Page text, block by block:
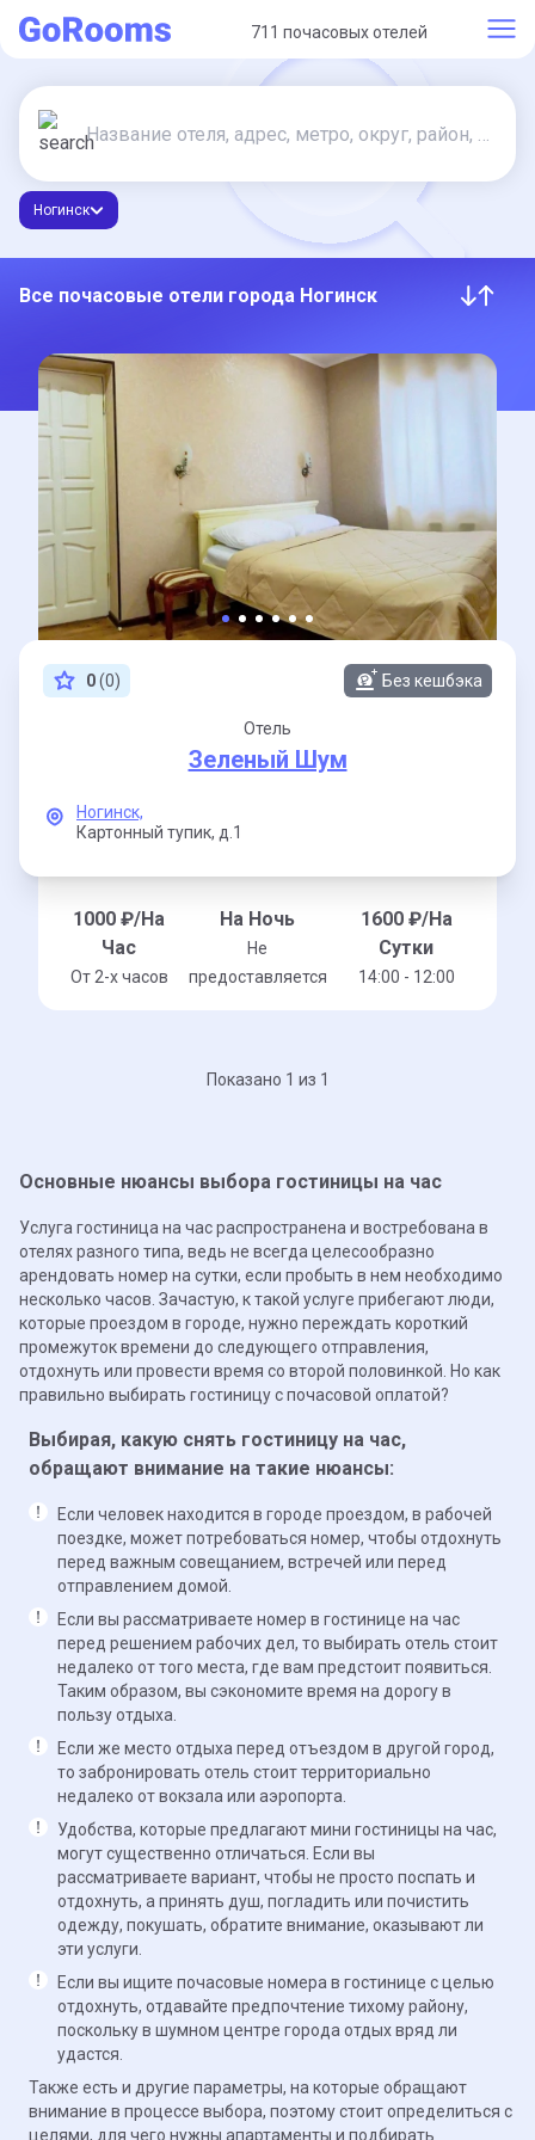
711 почасовых отелей
Ногинск
Все почасовые отели города Ногинск
0(0) Без кешбэка
Отель
Зеленый Шум
Ногинск,
Картонный тупик, д.1
1000 ₽/На
Час
От 2-x часов
На Ночь
Не
предоставляется
1600₽/На
Сутки
14:00 - 12:00
Показано 1 из 1
Основные нюансы выбора гостиницы на час
Услуга гостиница на час распространена и востребована в
отелях разного типа, ведь не всегда целесообразно
арендовать номер на сутки, если пробыть в нем необходимо
несколько часов. Зачастую, к такой услуге прибегают люди,
которые проездом в городе, нужно переждать короткий
промежуток времени до следующего отправления,
отдохнуть или провести время со второй половинкой. Но как
правильно выбирать гостиницу с почасовой оплатой?
Выбирая, какую снять гостиницу на час,
обращают внимание на такие нюансы:
Если человек находится в городе проездом, в рабочей
поездке, может потребоваться номер, чтобы отдохнуть
перед важным совещанием, встречей или перед
отправлением домой.
Если вы рассматриваете номер в гостинице на час
перед решением рабочих дел, то выбирать отель стоит
недалеко от того места, где вам предстоит появиться.
Таким образом, вы сэкономите время на дорогу в
пользу отдыха.
Если же место отдыха перед отъездом в другой город,
то забронировать отель стоит территориально
недалеко от вокзала или аэропорта.
Удобства, которые предлагают мини гостиницы на час,
могут существенно отличаться. Если вы
рассматриваете вариант, чтобы не просто поспать и
отдохнуть, а принять душ, погладить или почистить
одежду, покушать, обратите внимание, оказывают ли
эти услуги.
Если вы ищите почасовые номера в гостинице с целью
отдохнуть, отдавайте предпочтение тихому району,
поскольку в шумном центре города отдых вряд ли
удастся.
Также есть и другие параметры, на которые обращают
внимание в процессе выбора, поэтому стоит определиться с
целями, для чего нужны апартаменты и подбирать